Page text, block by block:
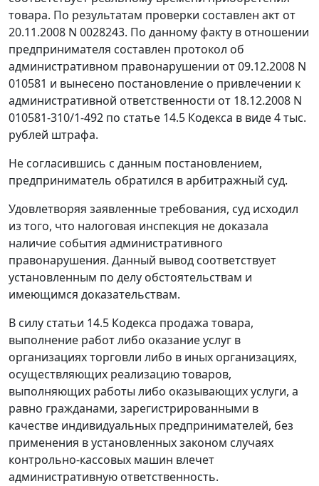
товара. По результатам проверки составлен акт от
20.11.2008 N 0028243. По данному факту в отношении
предпринимателя составлен протокол об
административном правонарушении от 09.12.2008 N
010581 и вынесено постановление о привлечении к
административной ответственности от 18.12.2008 N
010581-310/1-492 по статье 14.5 Кодекса в виде 4 тыс.
рублей штрафа.
Не согласившись с данным постановлением,
предприниматель обратился в арбитражный суд.
Удовлетворяя заявленные требования, суд исходил
из того, что налоговая инспекция не доказала
наличие события административного
правонарушения. Данный вывод соответствует
установленным по делу обстоятельствам и
имеющимся доказательствам.
В силу статьи 14.5 Кодекса продажа товара,
выполнение работ либо оказание услуг в
организациях торговли либо в иных организациях,
осуществляющих реализацию товаров,
выполняющих работы либо оказывающих услуги, а
равно гражданами, зарегистрированными в
качестве индивидуальных предпринимателей, без
применения в установленных законом случаях
контрольно-кассовых машин влечет
административную ответственность.